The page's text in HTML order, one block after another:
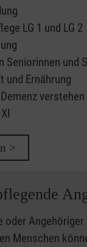
LG 1 und LG 2
Seniorinnen und
Ernährung
>
oder Angehöriger
Menschen